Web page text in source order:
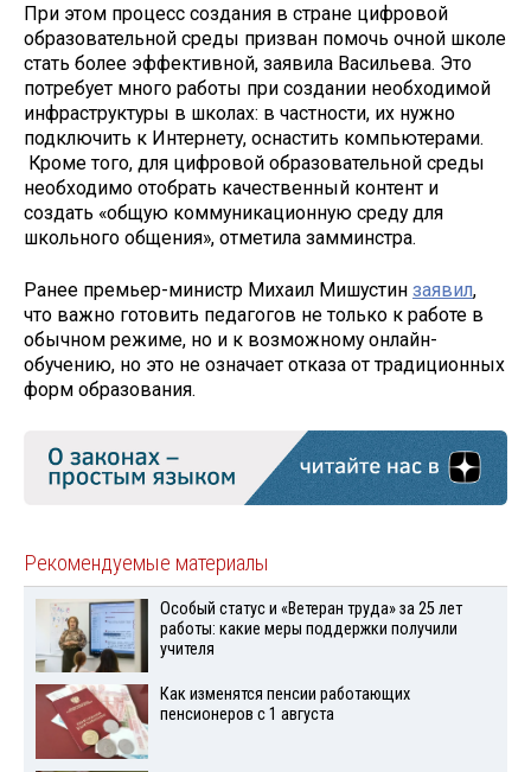
При этом процесс создания в стране цифровой
образовательной среды призван помочь очной школе
стать более эффективной, заявила Васильева. Это
потребует много работы при создании необходимой
инфраструктуры в школах: в частности, их нужно
подключить к Интернету, оснастить компьютерами.
Кроме того, для цифровой образовательной среды
необходимо отобрать качественный контент и
создать «общую коммуникационную среду для
школьного общения», отметила замминстра.
Ранее премьер-министр Михаил Мишустин заявил,
что важно готовить педагогов не только к работе в
обычном режиме, но и к возможному онлайн-
обучению, но это не означает отказа от традиционных
форм образования.
Рекомендуемые материалы
Особый статус и «Ветеран труда» за 25 лет
работы: какие меры поддержки получили
учителя
Как изменятся пенсии работающих
пенсионеров с 1 августа